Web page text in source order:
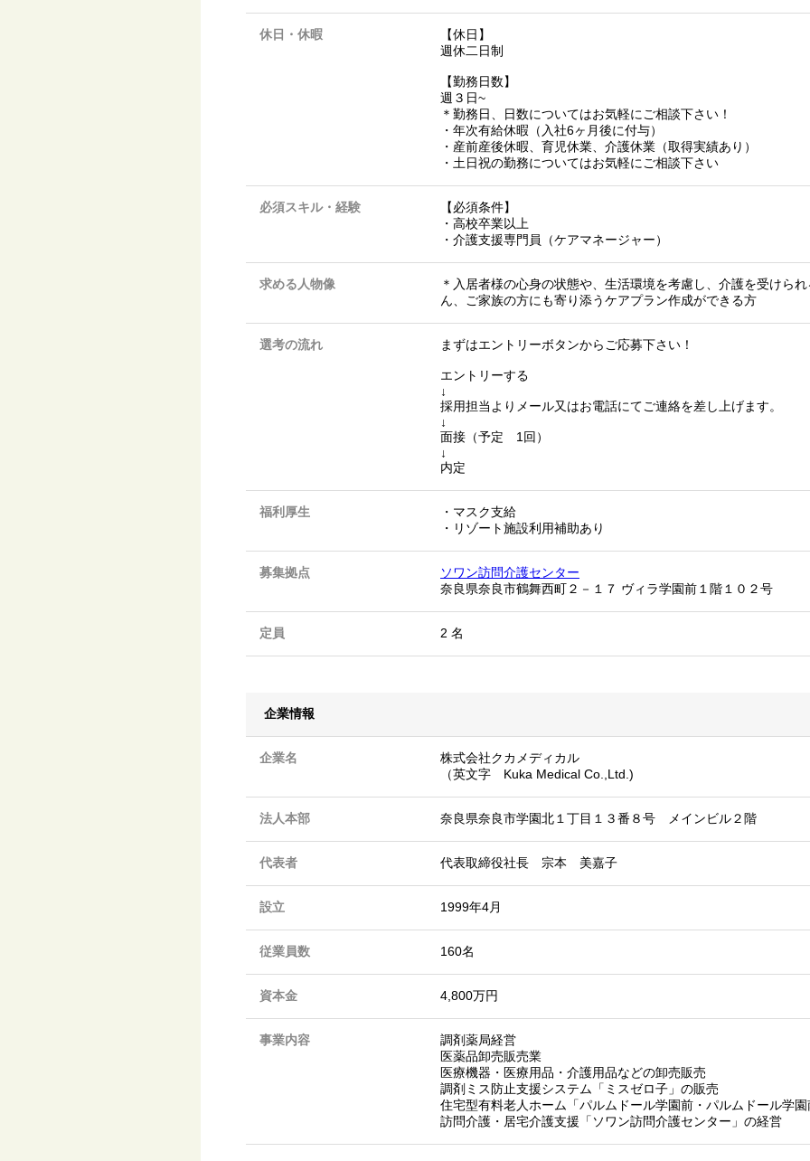
休日・休暇
【休日】
週休二日制
【勤務日数】
週３日~
＊勤務日、日数についてはお気軽にご相談下さい！
・年次有給休暇（入社6ヶ月後に付与）
・産前産後休暇、育児休業、介護休業（取得実績あり）
・土日祝の勤務についてはお気軽にご相談下さい
必須スキル・経験
【必須条件】
・高校卒業以上
・介護支援専門員（ケアマネージャー）
求める人物像
＊入居者様の心身の状態や、生活環境を考慮し、介護を受けら
ん、ご家族の方にも寄り添うケアプラン作成ができる方
選考の流れ まずはエントリーボタンからご応募下さい！
エントリーする
↓
採用担当よりメール又はお電話にてご連絡を差し上げます。
↓
面接（予定 1回）
↓
内定
福利厚生
・マスク支給
・リゾート施設利用補助あり
募集拠点
ソワン訪問介護センター
奈良県奈良市鶴舞西町２－１７ ヴィラ学園前１階１０２号
定員 2 名
企業情報
企業名
株式会社クカメディカル
（英文字 Kuka Medical Co.,Ltd.)
法人本部 奈良県奈良市学園北１丁目１３番８号 メインビル２階
代表者 代表取締役社長 宗本 美嘉子
設立 1999年4月
従業員数 160名
資本金 4,800万円
事業内容
調剤薬局経営
医薬品卸売販売業
医療機器・医療用品・介護用品などの卸売販売
調剤ミス防止支援システム「ミスゼロ子」の販売
住宅型有料老人ホーム「パルムドール学園前・パルムドール学
訪問介護・居宅介護支援「ソワン訪問介護センター」の経営